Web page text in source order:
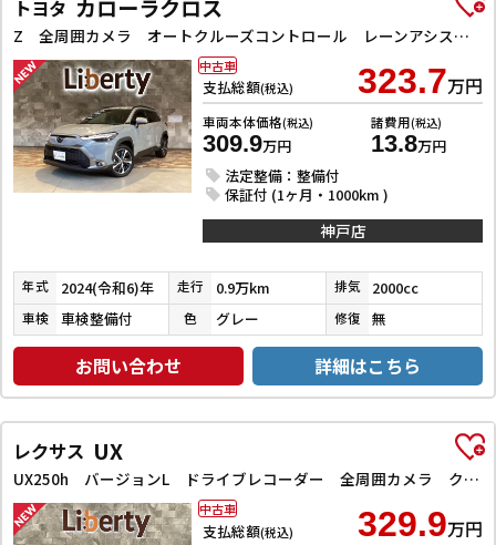
トヨタ カローラクロス
Z 全周囲カメラ オートクルーズコントロール レーンアシスト パワーシート 衝突被害軽減システム ナビ TV オートマチックハイビーム オートライト LEDヘッドランプ ヘッドライトウォッシャー
支払総額(税込) 323.7万円
車両本体価格(税込)
309.9万円
諸費用(税込)
13.8万円
法定整備：整備付
保証付 (1ヶ月・1000km )
中古車
神戸店
年式 2024(令和6)年 走行 0.9万km 排気 2000cc
車検 車検整備付 色 グレー 修復 無
お問い合わせ 詳細はこちら
レクサス UX
UX250h バージョンL ドライブレコーダー 全周囲カメラ クリアランスソナー オートクルーズコントロール レーンアシスト パワーシート 衝突被害軽減システム ナビ TV オートマチックハイビーム オートライト
支払総額(税込) 329.9万円
中古車